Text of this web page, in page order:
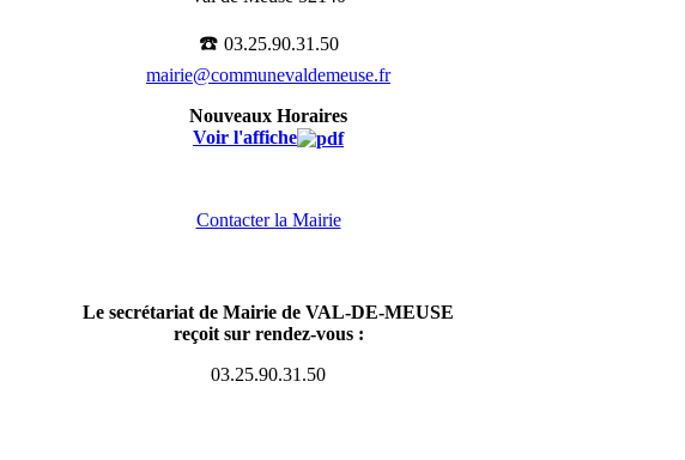
☎️ 03.25.90.31.50
mairie@communevaldemeuse.fr
Nouveaux Horaires
Voir l'affiche
Contacter la Mairie
Le secrétariat de Mairie de VAL-DE-MEUSE
reçoit sur rendez-vous :
03.25.90.31.50